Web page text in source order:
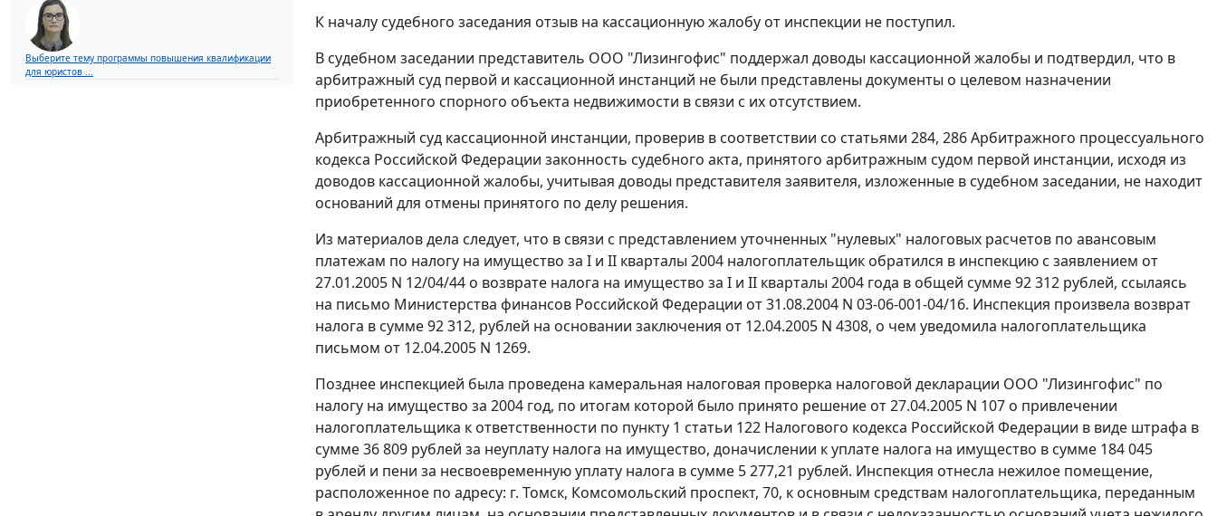
Выберите тему программы повышения квалификации
для юристов ...
К началу судебного заседания отзыв на кассационную жалобу от инспекции не поступил.
В судебном заседании представитель ООО "Лизингофис" поддержал доводы кассационной жалобы и подтвердил, что в
арбитражный суд первой и кассационной инстанций не были представлены документы о целевом назначении
приобретенного спорного объекта недвижимости в связи с их отсутствием.
Арбитражный суд кассационной инстанции, проверив в соответствии со статьями 284, 286Арбитражного процессуального
кодекса Российской Федерации законность судебного акта, принятого арбитражным судом первой инстанции, исходя из
доводов кассационной жалобы, учитывая доводы представителя заявителя, изложенные в судебном заседании, не находит
оснований для отмены принятого по делу решения.
Из материалов дела следует, что в связи с представлением уточненных "нулевых" налоговых расчетов по авансовым
платежам по налогу на имущество за I и II кварталы 2004 налогоплательщик обратился в инспекцию с заявлением от
27.01.2005 N 12/04/44 о возврате налога на имущество за I и II кварталы 2004 года в общей сумме 92 312 рублей, ссылаясь
на письмо Министерства финансов Российской Федерации от 31.08.2004 N 03-06-001-04/16. Инспекция произвела возврат
налога в сумме 92 312, рублей на основании заключения от 12.04.2005 N 4308, о чем уведомила налогоплательщика
письмом от 12.04.2005 N 1269.
Позднее инспекцией была проведена камеральная налоговая проверка налоговой декларации ООО "Лизингофис" по
налогу на имущество за 2004 год, по итогам которой было принято решение от 27.04.2005 N 107 о привлечении
налогоплательщика к ответственности по пункту 1 статьи 122 Налогового кодекса Российской Федерации в виде штрафа в
сумме 36 809 рублей за неуплату налога на имущество, доначислении к уплате налога на имущество в сумме 184 045
рублей и пени за несвоевременную уплату налога в сумме 5 277,21 рублей. Инспекция отнесла нежилое помещение,
расположенное по адресу: г. Томск, Комсомольский проспект, 70, к основным средствам налогоплательщика, переданным